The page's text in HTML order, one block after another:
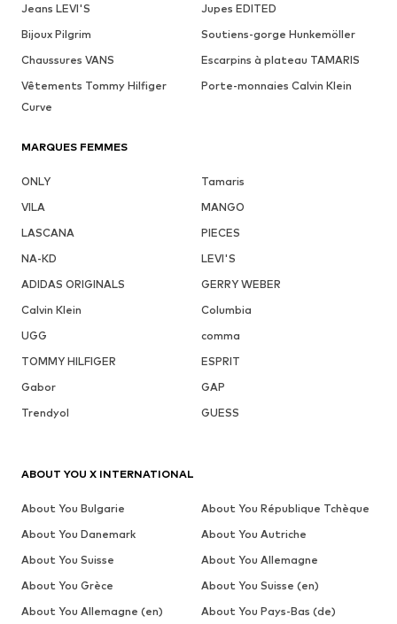
Jeans LEVI'S
Jupes EDITED
Bijoux Pilgrim
Soutiens-gorge Hunkemöller
Chaussures VANS
Escarpins à plateau TAMARIS
Vêtements Tommy Hilfiger
Curve
Porte-monnaies Calvin Klein
MARQUES FEMMES
ONLY
Tamaris
VILA
MANGO
LASCANA
PIECES
NA-KD
LEVI'S
ADIDAS ORIGINALS
GERRY WEBER
Calvin Klein
Columbia
UGG
comma
TOMMY HILFIGER
ESPRIT
Gabor
GAP
Trendyol
GUESS
ABOUT YOU X INTERNATIONAL
About You Bulgarie
About You République Tchèque
About You Danemark
About You Autriche
About You Suisse
About You Allemagne
About You Grèce
About You Suisse (en)
About You Allemagne (en)
About You Pays-Bas (de)